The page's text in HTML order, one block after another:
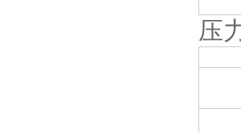
压